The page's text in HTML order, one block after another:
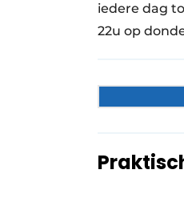
iedere dag
22u op